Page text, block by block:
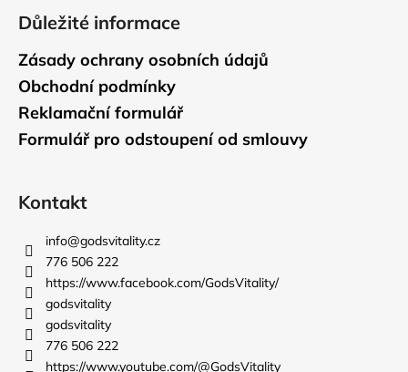
Důležité informace
Zásady ochrany osobních údajů
Obchodní podmínky
Reklamační formulář
Formulář pro odstoupení od smlouvy
Kontakt
info@godsvitality.cz
776 506 222
https://www.facebook.com/GodsVitality/
godsvitality
godsvitality
776 506 222
https://www.youtube.com/@GodsVitality